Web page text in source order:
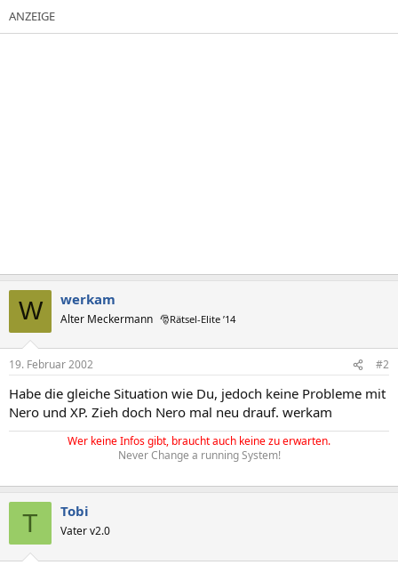
W werkam
Alter Meckermann 🎅Rätsel-Elite ’14
19. Februar 2002 #2
Habe die gleiche Situation wie Du, jedoch keine Probleme mit
Nero und XP. Zieh doch Nero mal neu drauf. werkam
Wer keine Infos gibt, braucht auch keine zu erwarten.
Never Change a running System!
T Tobi
Vater v2.0